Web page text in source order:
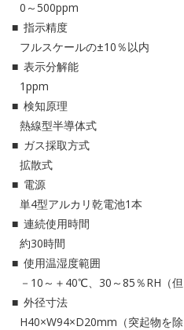
0～500ppm
指示精度
フルスケールの±10％以内
表示分解能
1ppm
検知原理
熱線型半導体式
ガス採取方式
拡散式
電源
単4型アルカリ乾電池1本
連続使用時間
約30時間
使用温湿度範囲
－10～＋40℃、30～85％RH（但
外径寸法
H40×W94×D20mm（突起物を除